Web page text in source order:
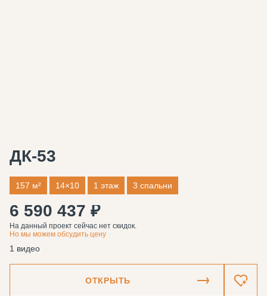
ДК-53
157 м² 14×10 1 этаж 3 спальни
6 590 437 ₽
На данный проект сейчас нет скидок.
Но мы можем обсудить цену
ОТКРЫТЬ
1 видео